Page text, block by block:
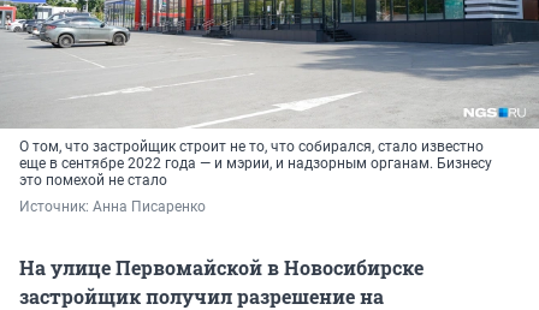
О том, что застройщик строит не то, что собирался, стало известно
еще в сентябре 2022 года — и мэрии, и надзорным органам. Бизнесу
это помехой не стало
Источник: Анна Писаренко
На улице Первомайской в Новосибирске
застройщик получил разрешение на